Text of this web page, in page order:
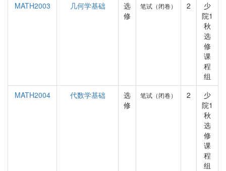
MATH2003
几何学基础
选
修
笔试（闭卷） 2
少
院1
秋
选
修
课
程
组
MATH2004
代数学基础
选
修
笔试（闭卷） 2
少
院1
秋
选
修
课
程
组